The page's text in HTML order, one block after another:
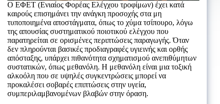
Ο ΕΦΕΤ (Ενιαίος Φορέας Ελέγχου τροφίμων) έχει κατά
καιρούς επισημάνει την ανάγκη προσοχής στα μη
τυποποιημένα αποστάγματα, όπως το χύμα τσίπουρο, λόγω
της απουσίας συστηματικού ποιοτικού ελέγχου που
παρατηρείται σε ορισμένες περιπτώσεις παραγωγής. Όταν
δεν πληρούνται βασικές προδιαγραφές υγιεινής και ορθής
απόσταξης, υπάρχει πιθανότητα σχηματισμού ανεπιθύμητων
συστατικών, όπως μεθανόλη. Η μεθανόλη είναι μια τοξική
αλκοόλη που σε υψηλές συγκεντρώσεις μπορεί να
προκαλέσει σοβαρές επιπτώσεις στην υγεία,
συμπεριλαμβανομένων βλαβών στην όραση.